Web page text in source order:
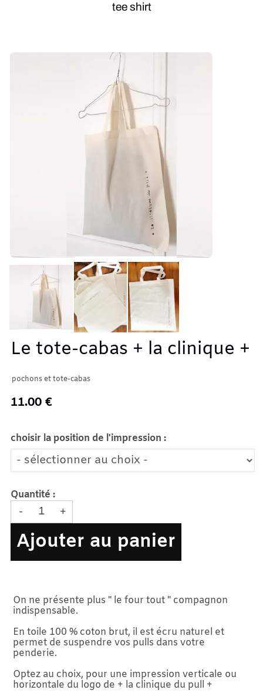
tee shirt
Le tote-cabas + la clinique +
pochons et tote-cabas
11.00 €
choisir la position de l'impression :
Quantité :
- +
Ajouter au panier
On ne présente plus " le four tout " compagnon
indispensable.
En toile 100 % coton brut, il est écru naturel et
permet de suspendre vos pulls dans votre
penderie.
Optez au choix, pour une impression verticale ou
horizontale du logo de + la clinique du pull +